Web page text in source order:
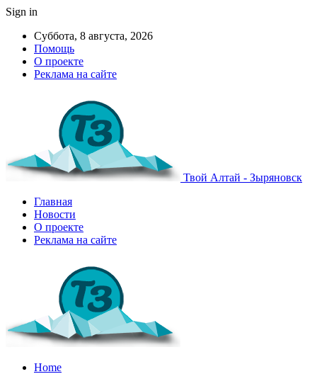
Sign in
Суббота, 8 августа, 2026
Помощь
О проекте
Реклама на сайте
Твой Алтай - Зыряновск
Главная
Новости
О проекте
Реклама на сайте
Home